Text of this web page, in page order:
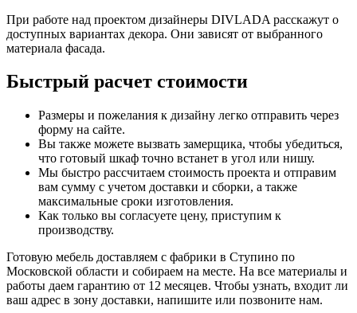
При работе над проектом дизайнеры DIVLADA расскажут о
доступных вариантах декора. Они зависят от выбранного
материала фасада.
Быстрый расчет стоимости
Размеры и пожелания к дизайну легко отправить через
форму на сайте.
Вы также можете вызвать замерщика, чтобы убедиться,
что готовый шкаф точно встанет в угол или нишу.
Мы быстро рассчитаем стоимость проекта и отправим
вам сумму с учетом доставки и сборки, а также
максимальные сроки изготовления.
Как только вы согласуете цену, приступим к
производству.
Готовую мебель доставляем с фабрики в Ступино по
Московской области и собираем на месте. На все материалы и
работы даем гарантию от 12 месяцев. Чтобы узнать, входит ли
ваш адрес в зону доставки, напишите или позвоните нам.